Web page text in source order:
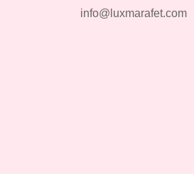
info@luxmarafet.com